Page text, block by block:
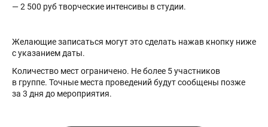
— 2 500 руб творческие интенсивы в студии.
Желающие записаться могут это сделать нажав кнопку ниже
с указанием даты.
Количество мест ограничено. Не более 5 участников
в группе. Точные места проведений будут сообщены позже
за 3 дня до мероприятия.